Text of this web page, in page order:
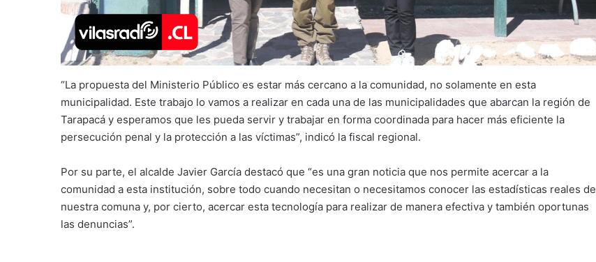
“La propuesta del Ministerio Público es estar más cercano a la comunidad, no solamente en esta
municipalidad. Este trabajo lo vamos a realizar en cada una de las municipalidades que abarcan la región de
Tarapacá y esperamos que les pueda servir y trabajar en forma coordinada para hacer más eficiente la
persecución penal y la protección a las víctimas”, indicó la fiscal regional.
Por su parte, el alcalde Javier García destacó que “es una gran noticia que nos permite acercar a la
comunidad a esta institución, sobre todo cuando necesitan o necesitamos conocer las estadísticas reales de
nuestra comuna y, por cierto, acercar esta tecnología para realizar de manera efectiva y también oportunas
las denuncias”.